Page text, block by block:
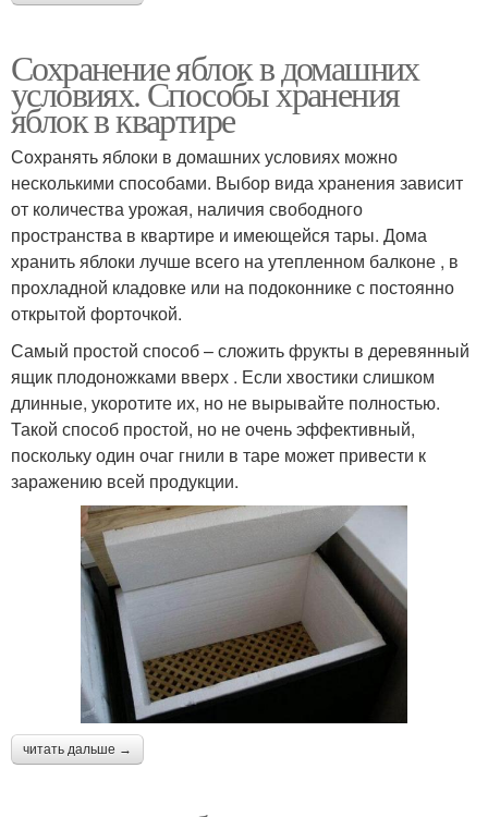
Сохранение яблок в домашних
условиях. Способы хранения
яблок в квартире
Сохранять яблоки в домашних условиях можно
несколькими способами. Выбор вида хранения зависит
от количества урожая, наличия свободного
пространства в квартире и имеющейся тары. Дома
хранить яблоки лучше всего на утепленном балконе , в
прохладной кладовке или на подоконнике с постоянно
открытой форточкой.
Самый простой способ – сложить фрукты в деревянный
ящик плодоножками вверх . Если хвостики слишком
длинные, укоротите их, но не вырывайте полностью.
Такой способ простой, но не очень эффективный,
поскольку один очаг гнили в таре может привести к
заражению всей продукции.
читать дальше →